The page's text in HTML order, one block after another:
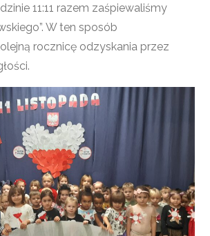
11:11 razem zaśpiewaliśmy
W ten sposób
rocznicę odzyskania przez